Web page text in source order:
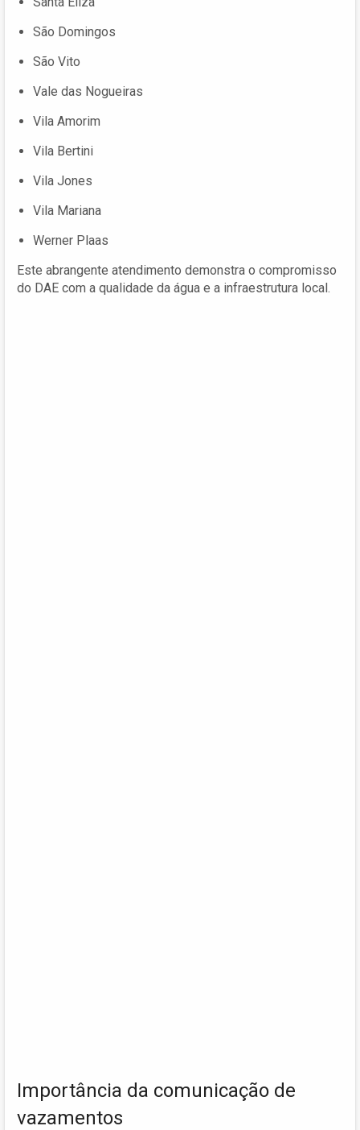
São Domingos
São Vito
Vale das Nogueiras
Vila Amorim
Vila Bertini
Vila Jones
Vila Mariana
Werner Plaas
Este abrangente atendimento demonstra o compromisso
do DAE com a qualidade da água e a infraestrutura local.
Importância da comunicação de
vazamentos